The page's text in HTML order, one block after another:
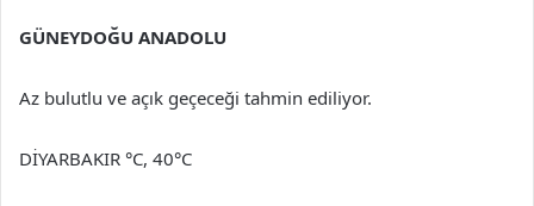
GÜNEYDOĞU ANADOLU
Az bulutlu ve açık geçeceği tahmin ediliyor.
DİYARBAKIR °C, 40°C